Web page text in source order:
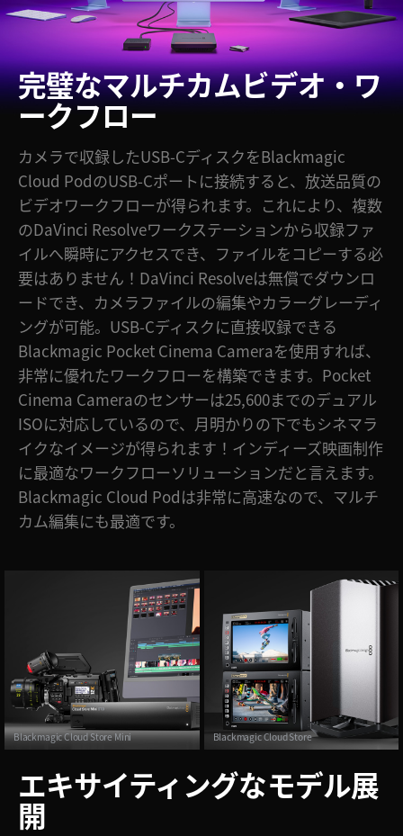
完璧なマルチカムビデオ・ワ
ークフロー
カメラで収録したUSB-CディスクをBlackmagic
Cloud PodのUSB-Cポートに接続すると、放送品質の
ビデオワークフローが得られます。これにより、複数
のDaVinci Resolveワークステーションから収録ファ
イルへ瞬時にアクセスでき、ファイルをコピーする必
要はありません！DaVinci Resolveは無償でダウンロ
ードでき、カメラファイルの編集やカラーグレーディ
ングが可能。USB-Cディスクに直接収録できる
Blackmagic Pocket Cinema Cameraを使用すれば、
非常に優れたワークフローを構築できます。Pocket
Cinema Cameraのセンサーは25,600までのデュアル
ISOに対応しているので、月明かりの下でもシネマラ
イクなイメージが得られます！インディーズ映画制作
に最適なワークフローソリューションだと言えます。
Blackmagic Cloud Podは非常に高速なので、マルチ
カム編集にも最適です。
Blackmagic Cloud Store Mini Blackmagic Cloud Store
エキサイティングなモデル展
開